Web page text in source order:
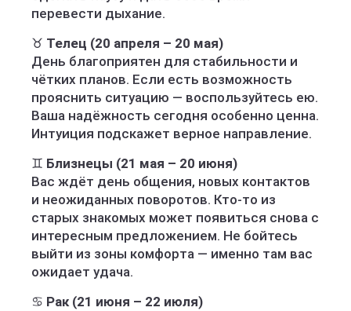
перевести дыхание.
♉ Телец (20 апреля – 20 мая)
День благоприятен для стабильности и
чётких планов. Если есть возможность
прояснить ситуацию — воспользуйтесь ею.
Ваша надёжность сегодня особенно ценна.
Интуиция подскажет верное направление.
♊ Близнецы (21 мая – 20 июня)
Вас ждёт день общения, новых контактов
и неожиданных поворотов. Кто-то из
старых знакомых может появиться снова с
интересным предложением. Не бойтесь
выйти из зоны комфорта — именно там вас
ожидает удача.
♋ Рак (21 июня – 22 июля)